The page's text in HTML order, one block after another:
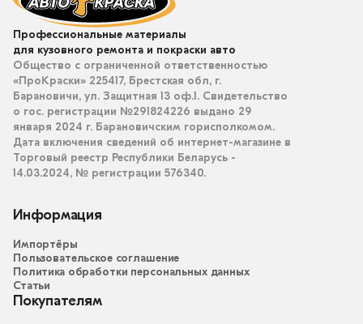
Профессиональные материалы
для кузовного ремонта и покраски авто
Общество с ограниченной ответственностью
«ПроКраски» 225417, Брестская обл, г.
Барановичи, ул. Защитная 13 оф.1. Свидетельство
о гос. регистрации №291824226 выдано 29
января 2024 г. Барановичским горисполкомом.
Дата включения сведений об интернет-магазине в
Торговый реестр Республики Беларусь -
14.03.2024, № регистрации 576340.
Информация
Импортёры
Пользовательское соглашение
Политика обработки персональных данных
Статьи
Покупателям